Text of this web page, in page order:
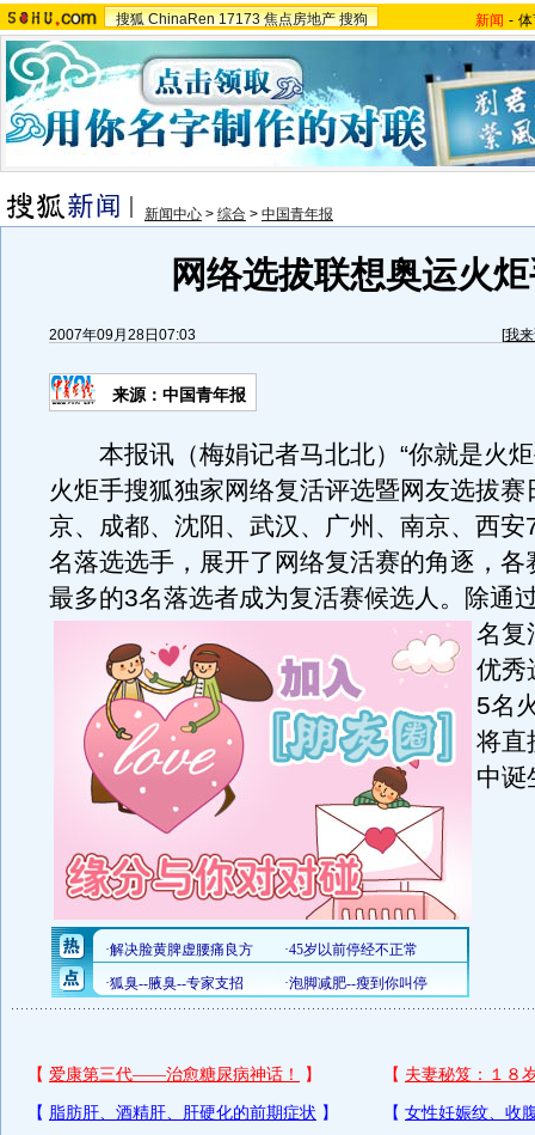
搜狐 ChinaRen 17173 焦点房地产 搜狗 新闻 -
新闻中心 > 综合 > 中国青年报
网络选拔联想奥运火
2007年09月28日07:03 [我
来源：中国青年报
本报讯（梅娟记者马北北）“你就是火炬
火炬手搜狐独家网络复活评选暨网友选拔赛
京、成都、沈阳、武汉、广州、南京、西
名落选选手，展开了网络复活赛的角逐，各
最多的3名落选者成为复活赛候选人。 除通
名复
优秀
5名
将直
中诞